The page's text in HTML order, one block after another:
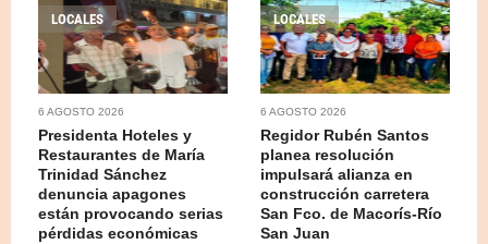
LOCALES
6 AGOSTO 2026
Presidenta Hoteles y
Restaurantes de María
Trinidad Sánchez
denuncia apagones
están provocando serias
pérdidas económicas
LOCALES
6 AGOSTO 2026
Regidor Rubén Santos
planea resolución
impulsará alianza en
construcción carretera
San Fco. de Macorís-Río
San Juan